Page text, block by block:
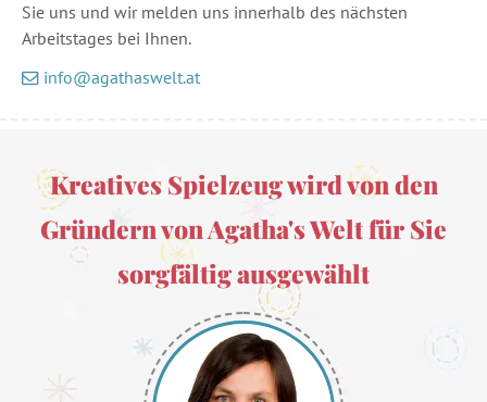
Sie uns und wir melden uns innerhalb des nächsten
Arbeitstages bei Ihnen.
info@agathaswelt.at
Kreatives Spielzeug wird von den
Gründern von Agatha's Welt für Sie
sorgfältig ausgewählt